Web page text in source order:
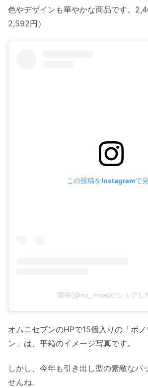
色やデザインも華やかな商品です。
2,592円）
この投稿をInstagramで
園谷(@no_mnw)がシェアし
オムニセブンのHPで15個入りの「ボ
ン」は、平箱のイメージ写真です。
しかし、今年も引き出し型の素敵なパ
せんね。